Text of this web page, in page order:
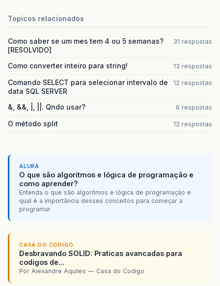
Topicos relacionados
Como saber se um mes tem 4 ou 5 semanas?
[RESOLVIDO]
31 respostas
Como converter inteiro para string! 13 respostas
Comando SELECT para selecionar intervalo de
data SQL SERVER
12 respostas
&, &&, |, ||. Qndo usar? 6 respostas
O método split 12 respostas
ALURA
O que são algoritmos e lógica de programação e
como aprender?
Entenda o que são algoritmos e lógica de programação e
qual é a importância desses conceitos para começar a
programar
CASA DO CODIGO
Desbravando SOLID: Praticas avancadas para
codigos de...
Por Alexandre Aquiles — Casa do Codigo